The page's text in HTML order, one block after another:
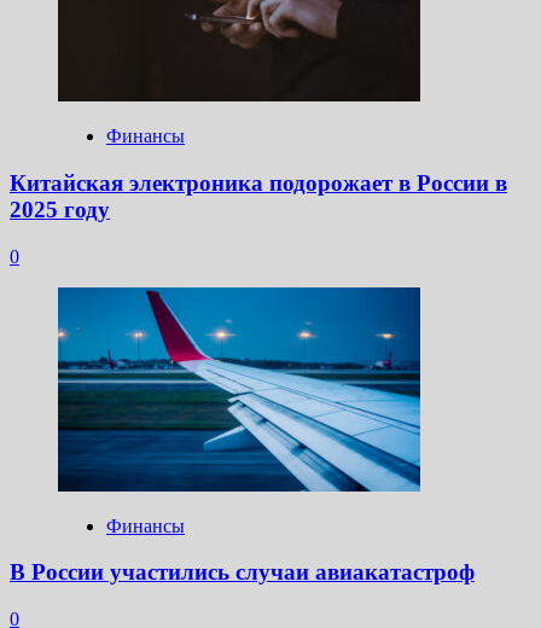
Финансы
Китайская электроника подорожает в России в
2025 году
0
Финансы
В России участились случаи авиакатастроф
0